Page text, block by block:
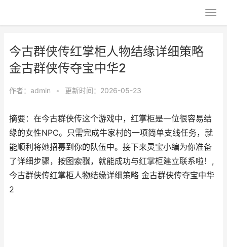
今古群侠传红掌柜人物结缘详细策略
金古群侠传夺宝中华2
作者： admin • 更新时间：2026-05-23
摘要：在今古群侠传这个游戏中，红掌柜是一位很容易结
缘的女性NPC。只需完成牛家村的一项简单支线任务，就
能顺利将她招募到你的队伍中。接下来灵宝小编为你准备
了详细步骤，按图索骥，就能成功与红掌柜建立联系啦！,
今古群侠传红掌柜人物结缘详细策略 金古群侠传夺宝中华
2